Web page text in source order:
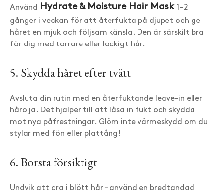
Använd Hydrate & Moisture Hair Mask 1–2
gånger i veckan för att återfukta på djupet och ge
håret en mjuk och följsam känsla. Den är särskilt bra
för dig med torrare eller lockigt hår.
5. Skydda håret efter tvätt
Avsluta din rutin med en återfuktande leave-in eller
hårolja. Det hjälper till att låsa in fukt och skydda
mot nya påfrestningar. Glöm inte värmeskydd om du
stylar med fön eller plattång!
6. Borsta försiktigt
Undvik att dra i blött hår – använd en bredtandad